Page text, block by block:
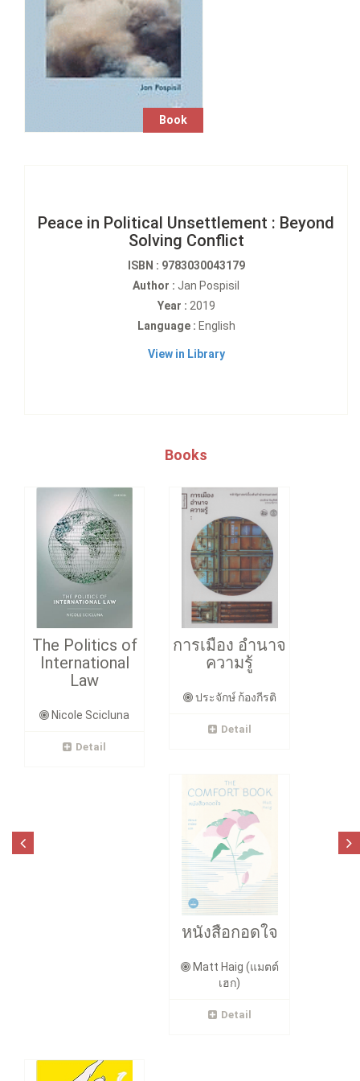
Book
Peace in Political Unsettlement : Beyond
Solving Conflict
ISBN : 9783030043179
Author : Jan Pospisil
Year : 2019
Language : English
View in Library
Books
The Politics of
International
Law
Nicole Scicluna
Detail
การเมือง อำนาจ
ความรู้
ประจักษ์ ก้องกีรติ
Detail
หนังสือกอดใจ
Matt Haig (แมตต์
เฮก)
Detail